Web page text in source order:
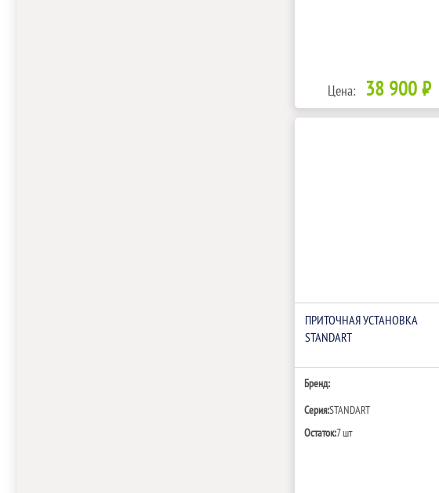
Цена: 38 900 ₽
ПРИТОЧНАЯ УСТАНОВКА
STANDART
Бренд:
Серия:STANDART
Остаток:7 шт